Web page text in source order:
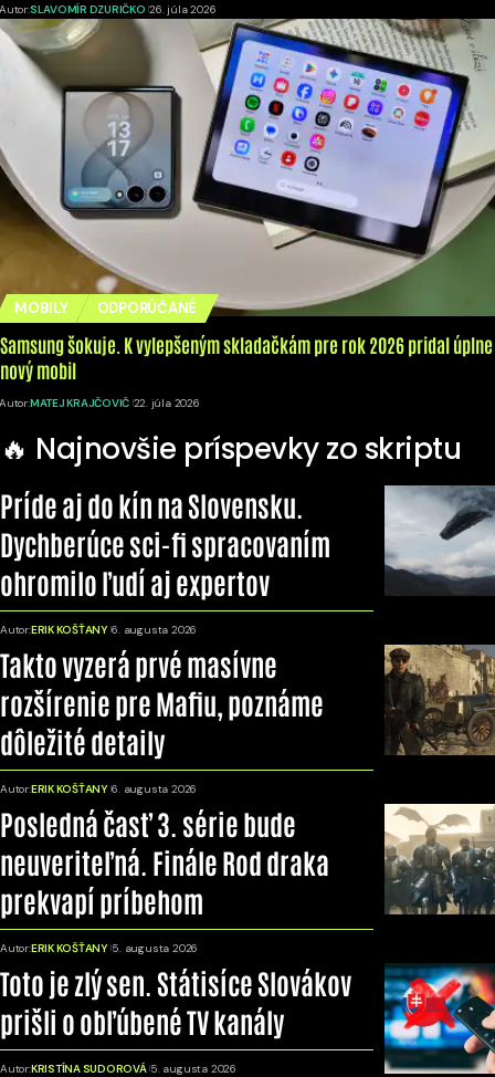
Autor:SLAVOMÍR DZURIČKO 26. júla 2026
MOBILY ODPORÚČANÉ
Samsung šokuje. K vylepšeným skladačkám pre rok 2026 pridal úplne
nový mobil
Autor:MATEJ KRAJČOVIČ 22. júla 2026
🔥 Najnovšie príspevky zo skriptu
Príde aj do kín na Slovensku.
Dychberúce sci-fi spracovaním
ohromilo ľudí aj expertov
Autor:ERIK KOŠŤANY 6. augusta 2026
Takto vyzerá prvé masívne
rozšírenie pre Mafiu, poznáme
dôležité detaily
Autor:ERIK KOŠŤANY 6. augusta 2026
Posledná časť 3. série bude
neuveriteľná. Finále Rod draka
prekvapí príbehom
Autor:ERIK KOŠŤANY 5. augusta 2026
Toto je zlý sen. Státisíce Slovákov
prišli o obľúbené TV kanály
Autor:KRISTÍNA SUDOROVÁ 5. augusta 2026